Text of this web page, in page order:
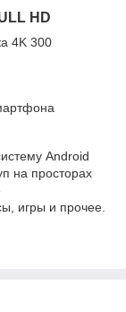
HD
4K 300
Android
на просторах
игры и прочее.